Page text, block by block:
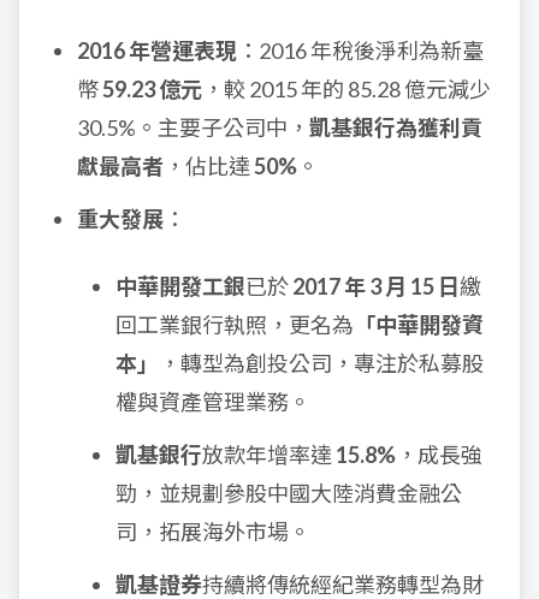
2016 年營運表現 ：2016 年稅後淨利為新臺
幣59.23 億元 ，較 2015 年的 85.28 億元減少
30.5%。主要子公司中， 凱基銀行為獲利貢
獻最高者 ，佔比達50% 。
重大發展 ：
中華開發工銀已於2017 年 3 月 15 日 繳
回工業銀行執照，更名為 「中華開發資
本」
，轉型為創投公司，專注於私募股
權與資產管理業務。
凱基銀行放款年增率達 15.8% ，成長強
勁，並規劃參股中國大陸消費金融公
司，拓展海外市場。
凱基證券持續將傳統經紀業務轉型為財